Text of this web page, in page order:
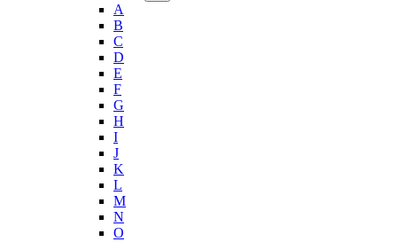
A
B
C
D
E
F
G
H
I
J
K
L
M
N
O